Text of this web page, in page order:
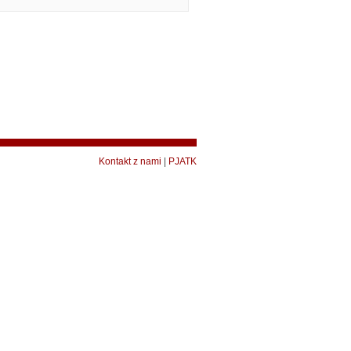
Kontakt z nami PJATK